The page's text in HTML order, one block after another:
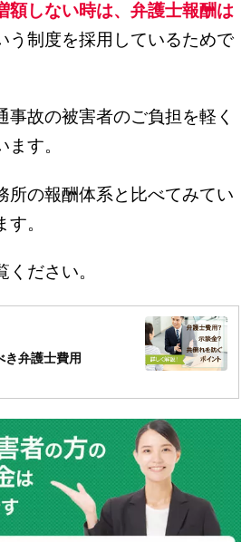
額しない時は、弁護士報酬は
う制度を採用しているためで
事故の被害者のご負担を軽く
す。
所の報酬体系と比べてみてい
。
ださい。
き弁護士費用